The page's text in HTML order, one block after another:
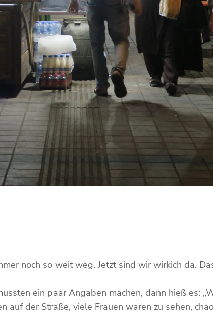
noch so weit weg. Jetzt sind wir wirkich da.
ein paar Angaben machen, dann hieß es:
auf der Straße, viele Frauen waren zu sehen,